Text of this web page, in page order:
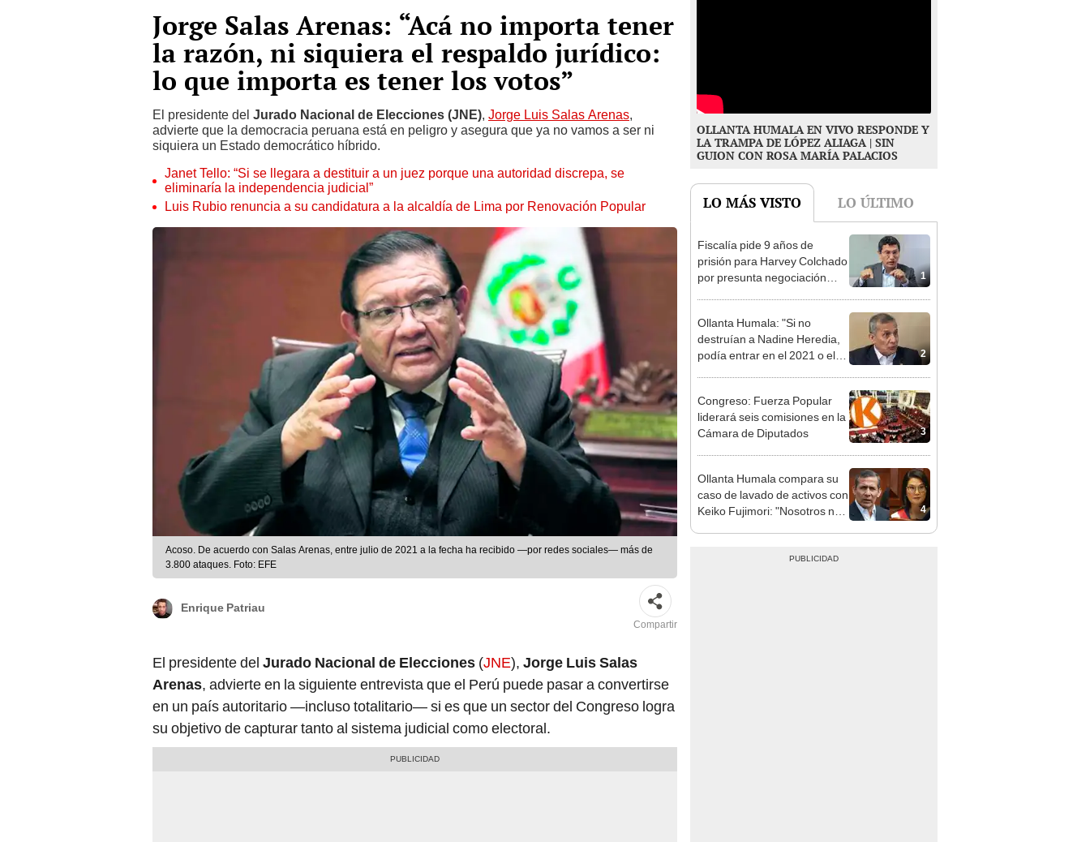
Jorge Salas Arenas: “Acá no importa tener
la razón, ni siquiera el respaldo jurídico:
lo que importa es tener los votos”
El presidente del Jurado Nacional de Elecciones (JNE), Jorge Luis Salas Arenas,
advierte que la democracia peruana está en peligro y asegura que ya no vamos a ser ni
siquiera un Estado democrático híbrido.
Janet Tello: “Si se llegara a destituir a un juez porque una autoridad discrepa, se
eliminaría la independencia judicial”
Luis Rubio renuncia a su candidatura a la alcaldía de Lima por Renovación Popular
Acoso. De acuerdo con Salas Arenas, entre julio de 2021 a la fecha ha recibido —por redes sociales— más de
3.800 ataques. Foto: EFE
Enrique Patriau
Compartir
El presidente del Jurado Nacional de Elecciones (JNE), Jorge Luis Salas
Arenas, advierte en la siguiente entrevista que el Perú puede pasar a convertirse
en un país autoritario —incluso totalitario— si es que un sector del Congreso logra
su objetivo de capturar tanto al sistema judicial como electoral.
OLLANTA HUMALA EN VIVO RESPONDE Y
LA TRAMPA DE LÓPEZ ALIAGA | SIN
GUION CON ROSA MARÍA PALACIOS
LO MÁS VISTO LO ÚLTIMO
1
Fiscalía pide 9 años de
prisión para Harvey Colchado
por presunta negociación
2
Ollanta Humala: "Si no
destruían a Nadine Heredia,
podía entrar en el 2021 o el
3
Congreso: Fuerza Popular
liderará seis comisiones en la
Cámara de Diputados
4
Ollanta Humala compara su
caso de lavado de activos con
Keiko Fujimori: "Nosotros no